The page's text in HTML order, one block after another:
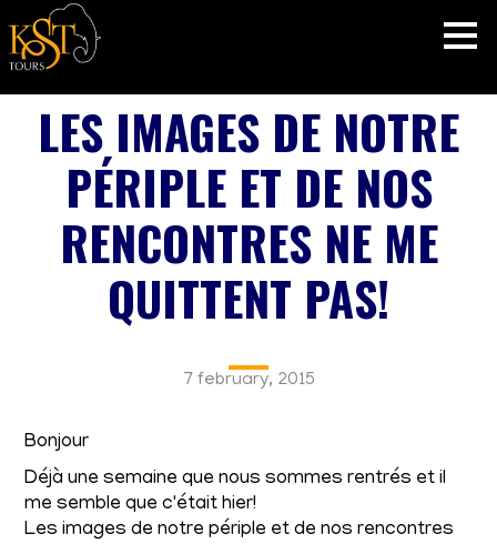
LES IMAGES DE NOTRE
PÉRIPLE ET DE NOS
RENCONTRES NE ME
QUITTENT PAS!
7 february, 2015
Bonjour
Déjà une semaine que nous sommes rentrés et il
me semble que c'était hier!
Les images de notre périple et de nos rencontres